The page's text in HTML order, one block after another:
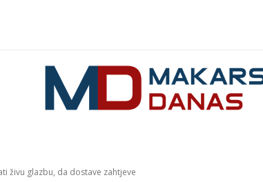
živu glazbu, da dostave zahtjeve